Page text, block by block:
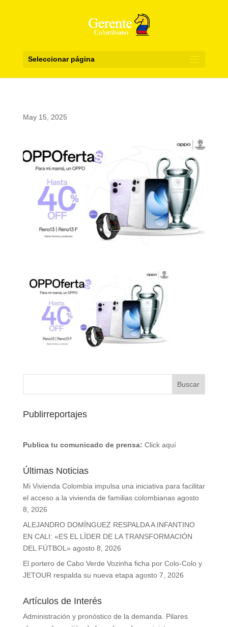
Seleccionar página
May 15, 2025
Publirreportajes
Publica tu comunicado de prensa: Click aquí
Últimas Noticias
Mi Vivienda Colombia impulsa una iniciativa para facilitar
el acceso a la vivienda de familias colombianas agosto
8, 2026
ALEJANDRO DOMÍNGUEZ RESPALDA A INFANTINO
EN CALI: «ES EL LÍDER DE LA TRANSFORMACIÓN
DEL FÚTBOL» agosto 8, 2026
El portero de Cabo Verde Vozinha ficha por Colo-Colo y
JETOUR respalda su nueva etapa agosto 7, 2026
Artículos de Interés
Administración y pronóstico de la demanda. Pilares